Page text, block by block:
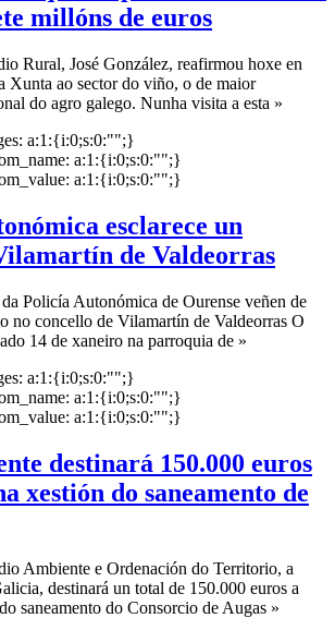
millóns de euros
Rural, José González, reafirmou hoxe en
Xunta ao sector do viño, o de maior
do agro galego. Nunha visita a esta »
a:1:{i:0;s:0:"";}
a:1:{i:0;s:0:"";}
a:1:{i:0;s:0:"";}
esclarece un
de Valdeorras
Policía Autonómica de Ourense veñen de
no concello de Vilamartín de Valdeorras O
14 de xaneiro na parroquia de »
a:1:{i:0;s:0:"";}
a:1:{i:0;s:0:"";}
a:1:{i:0;s:0:"";}
destinará 150.000 euros
xestión do saneamento de
Ambiente e Ordenación do Territorio, a
destinará un total de 150.000 euros a
saneamento do Consorcio de Augas »